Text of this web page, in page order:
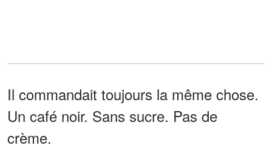
Il commandait toujours la même chose.
Un café noir. Sans sucre. Pas de
crème.